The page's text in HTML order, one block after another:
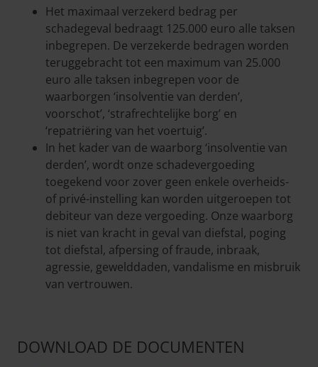
Het maximaal verzekerd bedrag per
schadegeval bedraagt 125.000 euro alle taksen
inbegrepen. De verzekerde bedragen worden
teruggebracht tot een maximum van 25.000
euro alle taksen inbegrepen voor de
waarborgen ‘insolventie van derden’,
voorschot’, ‘strafrechtelijke borg’ en
‘repatriëring van het voertuig’.
In het kader van de waarborg ‘insolventie van
derden’, wordt onze schadevergoeding
toegekend voor zover geen enkele overheids-
of privé-instelling kan worden uitgeroepen tot
debiteur van deze vergoeding. Onze waarborg
is niet van kracht in geval van diefstal, poging
tot diefstal, afpersing of fraude, inbraak,
agressie, gewelddaden, vandalisme en misbruik
van vertrouwen.
DOWNLOAD DE DOCUMENTEN